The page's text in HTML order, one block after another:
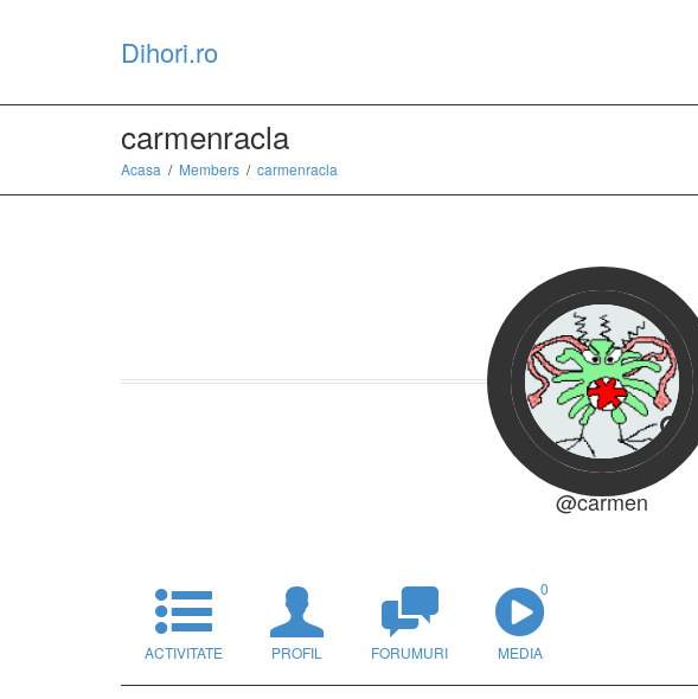
Dihori.ro
carmenracla
Acasa Members carmenracla
@carmen
ACTIVITATE PROFIL FORUMURI MEDIA
0